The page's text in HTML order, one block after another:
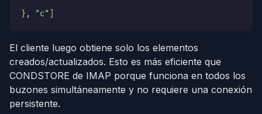
}, "c"]
El cliente luego obtiene solo los elementos
creados/actualizados. Esto es más eficiente que
CONDSTORE de IMAP porque funciona en todos los
buzones simultáneamente y no requiere una conexión
persistente.